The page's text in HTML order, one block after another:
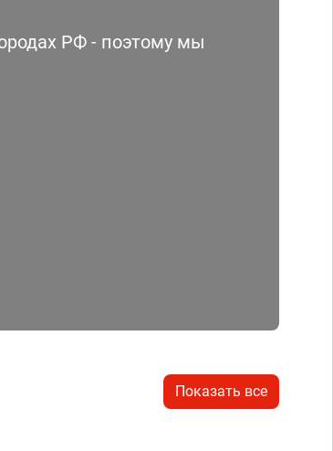
РФ - поэтому мы
Показать все